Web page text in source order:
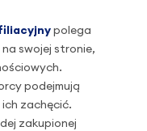
polega
swojej stronie,
podejmują
zachęcić.
zakupionej